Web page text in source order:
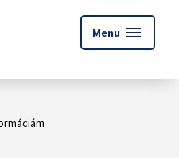
Menu menu